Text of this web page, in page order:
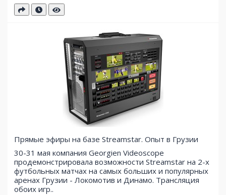
Прямые эфиры на базе Streamstar. Опыт в Грузии
30-31 мая компания Georgien Videoscope
продемонстрировала возможности Streamstar на 2-х
футбольных матчах на самых больших и популярных
аренах Грузии - Локомотив и Динамо. Трансляция
обоих игр..